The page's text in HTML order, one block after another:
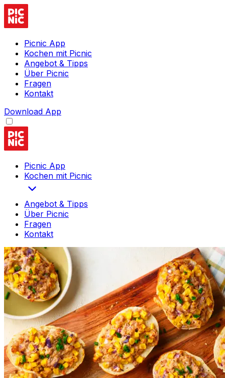
Picnic App
Kochen mit Picnic
Angebot & Tipps
Über Picnic
Fragen
Kontakt
Download App
Picnic App
Kochen mit Picnic
Angebot & Tipps
Über Picnic
Fragen
Kontakt